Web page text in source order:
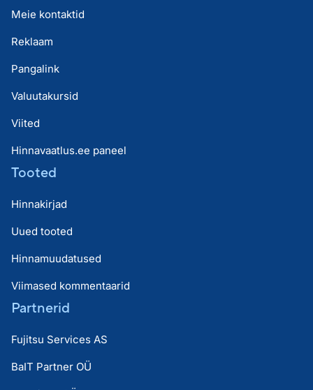
Meie kontaktid
Reklaam
Pangalink
Valuutakursid
Viited
Hinnavaatlus.ee paneel
Tooted
Hinnakirjad
Uued tooted
Hinnamuudatused
Viimased kommentaarid
Partnerid
Fujitsu Services AS
BaIT Partner OÜ